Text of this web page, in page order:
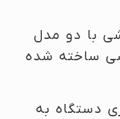
با دو مدل
ساخته شده
دستگاه به